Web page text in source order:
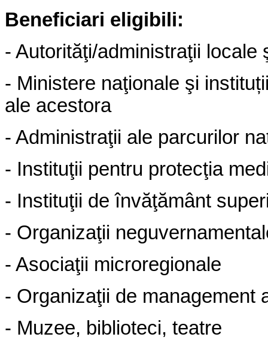
Beneficiari eligibili:
- Autorităţi/administraţii locale
- Ministere naţionale şi instituț
ale acestora
- Administraţii ale parcurilor na
- Instituţii pentru protecţia
- Instituţii de învăţământ
- Organizaţii
- Asociaţii microregionale
- Organizaţii de management
- Muzee, biblioteci, teatre